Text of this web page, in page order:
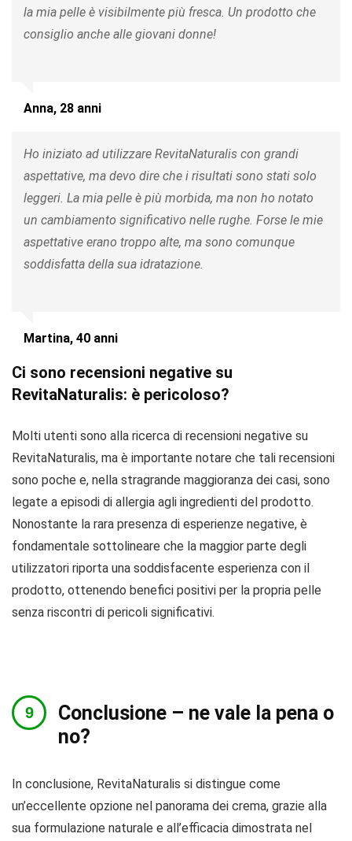
la mia pelle è visibilmente più fresca. Un prodotto che
consiglio anche alle giovani donne!
Anna, 28 anni
Ho iniziato ad utilizzare RevitaNaturalis con grandi
aspettative, ma devo dire che i risultati sono stati solo
leggeri. La mia pelle è più morbida, ma non ho notato
un cambiamento significativo nelle rughe. Forse le mie
aspettative erano troppo alte, ma sono comunque
soddisfatta della sua idratazione.
Martina, 40 anni
Ci sono recensioni negative su
RevitaNaturalis: è pericoloso?
Molti utenti sono alla ricerca di recensioni negative su
RevitaNaturalis, ma è importante notare che tali recensioni
sono poche e, nella stragrande maggioranza dei casi, sono
legate a episodi di allergia agli ingredienti del prodotto.
Nonostante la rara presenza di esperienze negative, è
fondamentale sottolineare che la maggior parte degli
utilizzatori riporta una soddisfacente esperienza con il
prodotto, ottenendo benefici positivi per la propria pelle
senza riscontri di pericoli significativi.
Conclusione – ne vale la pena o
no?
In conclusione, RevitaNaturalis si distingue come
un’eccellente opzione nel panorama dei crema, grazie alla
sua formulazione naturale e all’efficacia dimostrata nel